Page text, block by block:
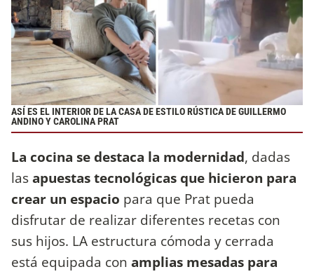
ASÍ ES EL INTERIOR DE LA CASA DE ESTILO RÚSTICA DE GUILLERMO
ANDINO Y CAROLINA PRAT
La cocina se destaca la modernidad, dadas
lasapuestas tecnológicas que hicieron para
crear un espacio para que Prat pueda
disfrutar de realizar diferentes recetas con
sus hijos. LA estructura cómoda y cerrada
está equipada con amplias mesadas para